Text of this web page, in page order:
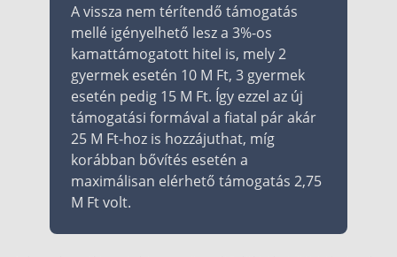
A vissza nem térítendő támogatás
mellé igényelhető lesz a 3%-os
kamattámogatott hitel is, mely 2
gyermek esetén 10 M Ft, 3 gyermek
esetén pedig 15 M Ft. Így ezzel az új
támogatási formával a fiatal pár akár
25 M Ft-hoz is hozzájuthat, míg
korábban bővítés esetén a
maximálisan elérhető támogatás 2,75
M Ft volt.